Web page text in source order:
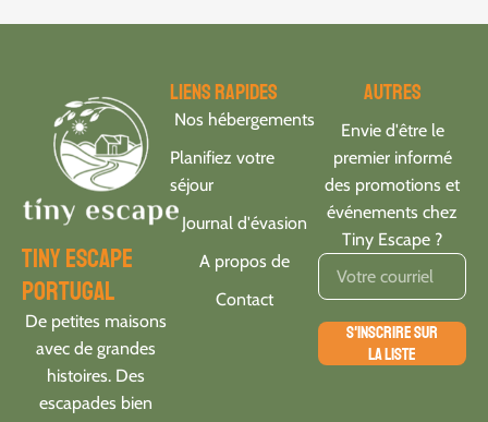
tiny escape
portugal
De petites maisons
avec de grandes
histoires. Des
escapades bien
Liens rapides
Nos hébergements
Planifiez votre
séjour
Journal d'évasion
A propos de
Contact
Autres
Envie d'être le
premier informé
des promotions et
événements chez
Tiny Escape ?
S'INSCRIRE SUR
LA LISTE